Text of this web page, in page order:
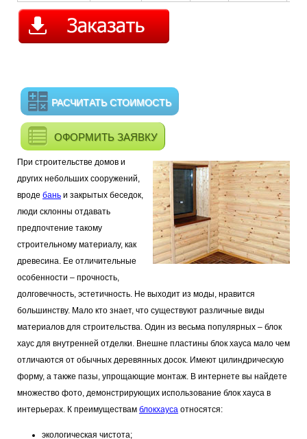
РАСЧИТАТЬ СТОИМОСТЬ
ОФОРМИТЬ ЗАЯВКУ
При строительстве домов и
других небольших сооружений,
вроде бань и закрытых беседок,
люди склонны отдавать
предпочтение такому
строительному материалу, как
древесина. Ее отличительные
особенности – прочность,
долговечность, эстетичность. Не выходит из моды, нравится
большинству. Мало кто знает, что существуют различные виды
материалов для строительства. Один из весьма популярных – блок
хаус для внутренней отделки. Внешне пластины блок хауса мало чем
отличаются от обычных деревянных досок. Имеют цилиндрическую
форму, а также пазы, упрощающие монтаж. В интернете вы найдете
множество фото, демонстрирующих использование блок хауса в
интерьерах. К преимуществам блокхауса относятся:
экологическая чистота;